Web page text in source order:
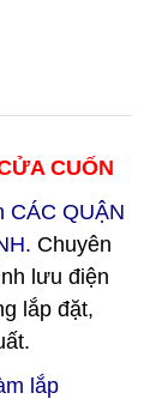
CUỐN
CÁC QUẬN
Chuyên
lưu điện
lắp đặt,
lắp